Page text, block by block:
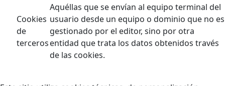
Cookies
de
terceros
Aquéllas que se envían al equipo terminal del
usuario desde un equipo o dominio que no es
gestionado por el editor, sino por otra
entidad que trata los datos obtenidos través
de las cookies.